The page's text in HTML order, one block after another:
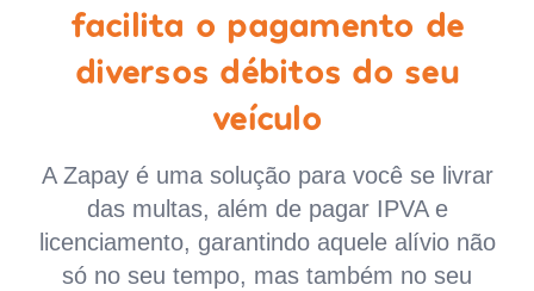
facilita o pagamento de
diversos débitos do seu
veículo
A Zapay é uma solução para você se livrar
das multas, além de pagar IPVA e
licenciamento, garantindo aquele alívio não
só no seu tempo, mas também no seu